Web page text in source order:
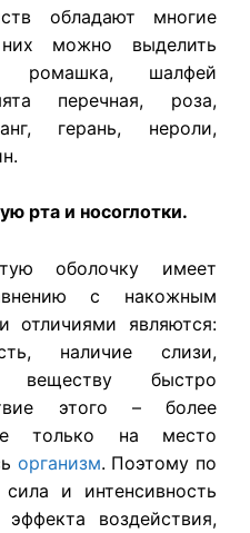
обладают многие
можно выделить
ромашка, шалфей
перечная, роза,
герань, нероли,
рта и носоглотки.
оболочку имеет
с накожным
отличиями являются:
наличие слизи,
веществу быстро
этого – более
только на место
организм. Поэтому по
и интенсивность
эффекта воздействия,